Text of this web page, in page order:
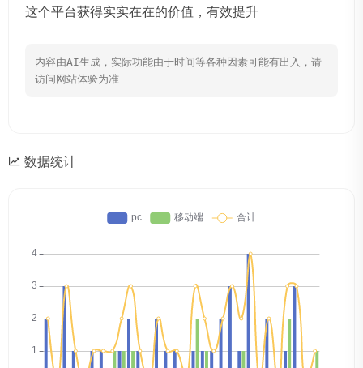
这个平台获得实实在在的价值，有效提升
内容由AI生成，实际功能由于时间等各种因素可能有出入，请
访问网站体验为准
数据统计